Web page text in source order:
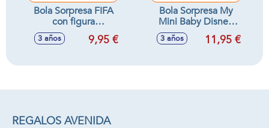
Bola Sorpresa FIFA
con figura
futbolista,
colecc¡onables
3 años 9,95 €
Bola Sorpresa My
Mini Baby Disney
con muñeco y
accesorios,
10cm
3 años 11,95 €
REGALOS AVENIDA